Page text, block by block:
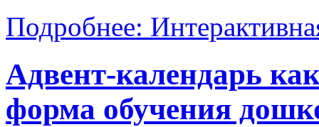
Подробнее:
Адвент-календарь
форма обучения